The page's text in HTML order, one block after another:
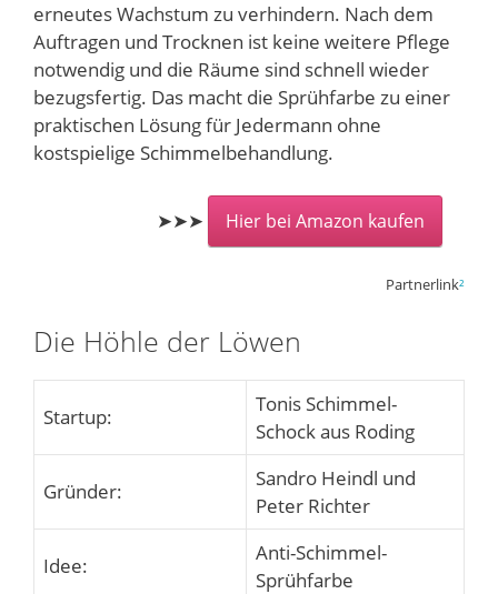
erneutes Wachstum zu verhindern. Nach dem
Auftragen und Trocknen ist keine weitere Pflege
notwendig und die Räume sind schnell wieder
bezugsfertig. Das macht die Sprühfarbe zu einer
praktischen Lösung für Jedermann ohne
kostspielige Schimmelbehandlung.
➤➤➤ Hier bei Amazon kaufen
Partnerlink²
Die Höhle der Löwen
Startup:
Tonis Schimmel-
Schock aus Roding
Gründer:
Sandro Heindl und
Peter Richter
Idee:
Anti-Schimmel-
Sprühfarbe